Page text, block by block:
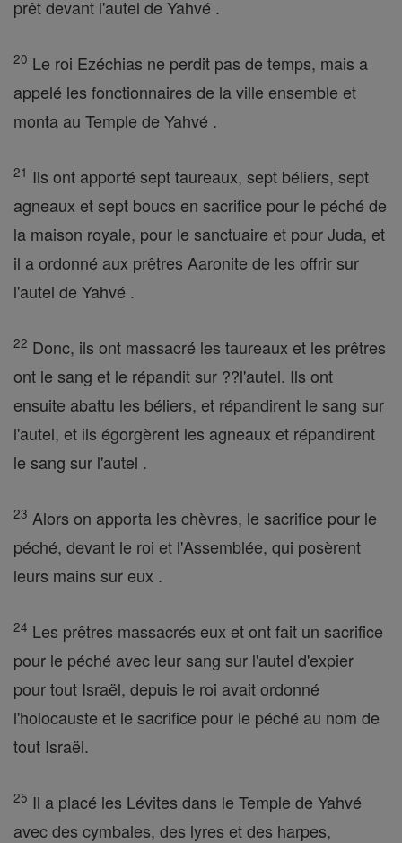
prêt devant l'autel de Yahvé .
20 Le roi Ezéchias ne perdit pas de temps, mais a
appelé les fonctionnaires de la ville ensemble et
monta au Temple de Yahvé .
21 Ils ont apporté sept taureaux, sept béliers, sept
agneaux et sept boucs en sacrifice pour le péché de
la maison royale, pour le sanctuaire et pour Juda, et
il a ordonné aux prêtres Aaronite de les offrir sur
l'autel de Yahvé .
22 Donc, ils ont massacré les taureaux et les prêtres
ont le sang et le répandit sur ??l'autel. Ils ont
ensuite abattu les béliers, et répandirent le sang sur
l'autel, et ils égorgèrent les agneaux et répandirent
le sang sur l'autel .
23 Alors on apporta les chèvres, le sacrifice pour le
péché, devant le roi et l'Assemblée, qui posèrent
leurs mains sur eux .
24 Les prêtres massacrés eux et ont fait un sacrifice
pour le péché avec leur sang sur l'autel d'expier
pour tout Israël, depuis le roi avait ordonné
l'holocauste et le sacrifice pour le péché au nom de
tout Israël.
25 Il a placé les Lévites dans le Temple de Yahvé
avec des cymbales, des lyres et des harpes,